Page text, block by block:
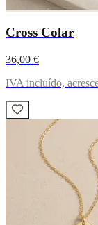
Cross Colar
36,00 €
IVA incluído,